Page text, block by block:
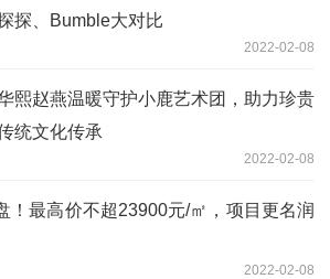
探、Bumble大对比
2022-02-08
熙赵燕温暖守护小鹿艺术团，助力珍贵
统文化传承
2022-02-08
！最高价不超23900元/㎡，项目更名润
2022-02-08